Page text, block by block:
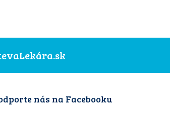
nás na Facebooku